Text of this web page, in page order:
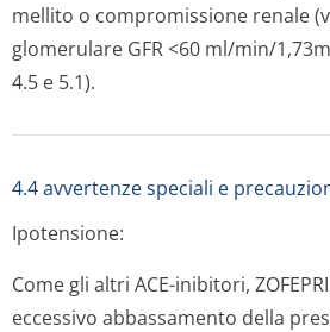
mellito o compromissione renale
glomerulare GFR <60 ml/min/
4.5 e 5.1).
4.4 avvertenze speciali e
Ipotensione:
Come gli altri ACE-inibitori,
eccessivo abbassamento della